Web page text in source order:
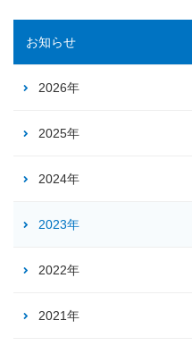
お知らせ
2026年
2025年
2024年
2023年
2022年
2021年